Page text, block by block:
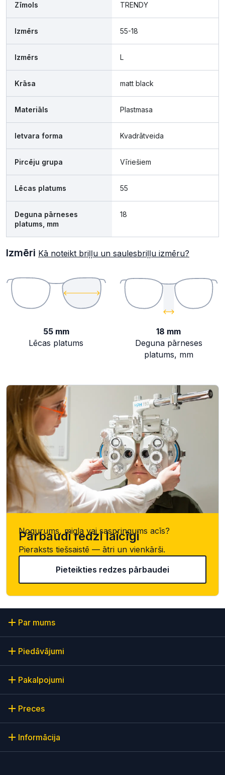
Zīmols TRENDY
Izmērs 55-18
Izmērs L
Krāsa matt black
Materiāls Plastmasa
Ietvara forma Kvadrātveida
Pircēju grupa Vīriešiem
Lēcas platums 55
Deguna pārneses
platums, mm
18
Izmēri Kā noteikt briļļu un saulesbriļļu izmēru?
55 mm
Lēcas platums
18 mm
Deguna pārneses
platums, mm
Nogurums, migla vai saspringums acīs?
Pārbaudi redzi laicīgi
Pieraksts tiešsaistē — ātri un vienkārši.
Pieteikties redzes pārbaudei
Par mums
Piedāvājumi
Pakalpojumi
Preces
Informācija